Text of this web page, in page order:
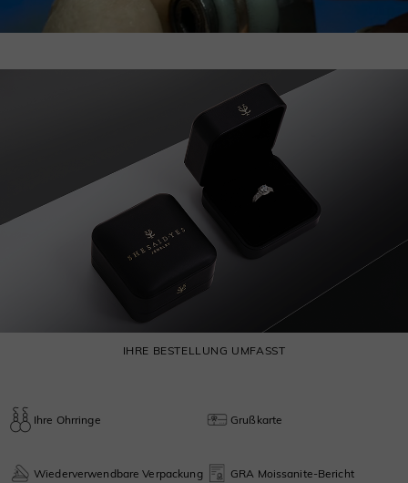
IHRE BESTELLUNG UMFASST
Ihre Ohrringe Grußkarte
Wiederverwendbare Verpackung GRA Moissanite-Bericht